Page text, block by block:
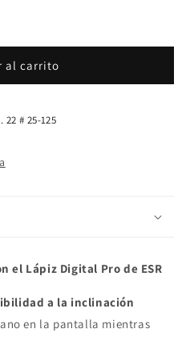
al carrito
22 # 25-125
el Lápiz Digital Pro de ESR
a la inclinación
en la pantalla mientras